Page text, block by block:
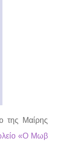
της Μαίρης
«Ο Μωβ